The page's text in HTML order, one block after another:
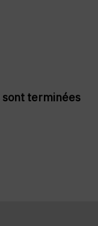
sont terminées